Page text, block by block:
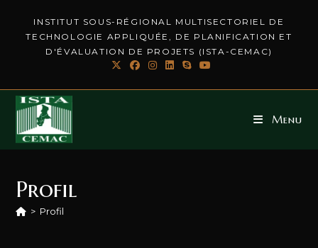
INSTITUT SOUS-RÉGIONAL MULTISECTORIEL DE
TECHNOLOGIE APPLIQUÉE, DE PLANIFICATION ET
D'ÉVALUATION DE PROJETS (ISTA-CEMAC)
Menu
Profil
> Profil